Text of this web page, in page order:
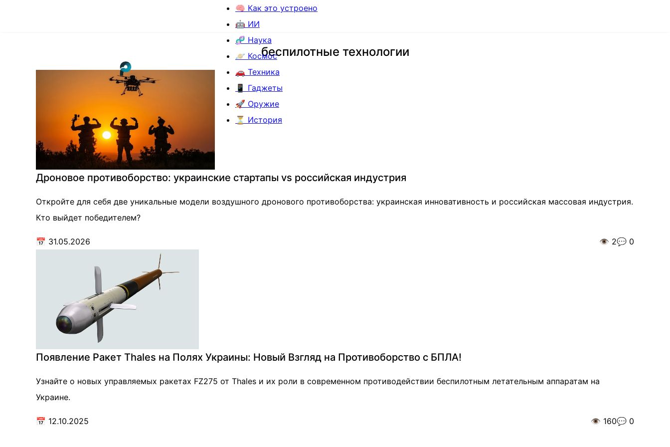
🧠 Как это устроено
🤖 ИИ
🧬 Наука
🪐 Космос
🚗 Техника
📱 Гаджеты
🚀 Оружие
⏳ История
беспилотные технологии
Дроновое противоборство: украинские стартапы vs российская индустрия
Откройте для себя две уникальные модели воздушного дронового противоборства: украинская инновативность и российская массовая индустрия.
Кто выйдет победителем?
📅 31.05.2026 👁️ 2💬 0
Появление Ракет Thales на Полях Украины: Новый Взгляд на Противоборство с БПЛА!
Узнайте о новых управляемых ракетах FZ275 от Thales и их роли в современном противодействии беспилотным летательным аппаратам на
Украине.
📅 12.10.2025 👁️ 160💬 0